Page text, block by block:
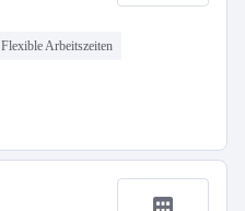
Flexible Arbeitszeiten